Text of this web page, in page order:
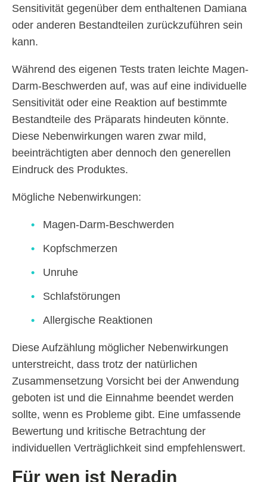
Sensitivität gegenüber dem enthaltenen Damiana
oder anderen Bestandteilen zurückzuführen sein
kann.
Während des eigenen Tests traten leichte Magen-
Darm-Beschwerden auf, was auf eine individuelle
Sensitivität oder eine Reaktion auf bestimmte
Bestandteile des Präparats hindeuten könnte.
Diese Nebenwirkungen waren zwar mild,
beeinträchtigten aber dennoch den generellen
Eindruck des Produktes.
Mögliche Nebenwirkungen:
Magen-Darm-Beschwerden
Kopfschmerzen
Unruhe
Schlafstörungen
Allergische Reaktionen
Diese Aufzählung möglicher Nebenwirkungen
unterstreicht, dass trotz der natürlichen
Zusammensetzung Vorsicht bei der Anwendung
geboten ist und die Einnahme beendet werden
sollte, wenn es Probleme gibt. Eine umfassende
Bewertung und kritische Betrachtung der
individuellen Verträglichkeit sind empfehlenswert.
Für wen ist Neradin